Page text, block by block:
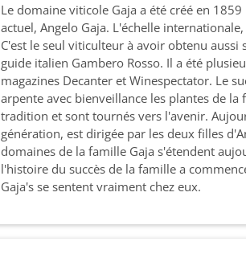
Le domaine viticole Gaja a été créé en
actuel, Angelo Gaja. L'échelle
C'est le seul viticulteur à avoir obtenu aussi
guide italien Gambero Rosso. Il a été
magazines Decanter et Winespectator. Le
arpente avec bienveillance les plantes de
tradition et sont tournés vers l'avenir.
génération, est dirigée par les deux filles
domaines de la famille Gaja s'étendent
l'histoire du succès de la famille a
Gaja's se sentent vraiment chez eux.